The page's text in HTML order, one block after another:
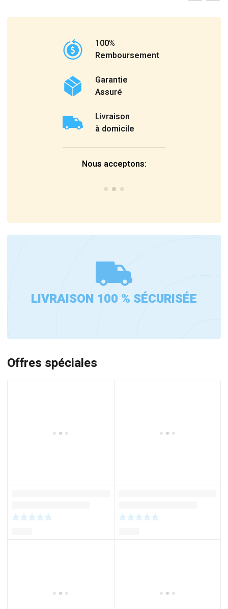
100%
Remboursement
Garantie
Assuré
Livraison
à domicile
Nous acceptons:
LIVRAISON 100 % SÉCURISÉE
Offres spéciales